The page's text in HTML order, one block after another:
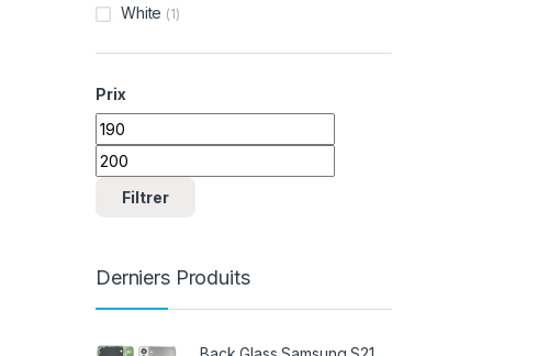
White (1)
Prix
Prix min
Prix max
Filtrer
Derniers Produits